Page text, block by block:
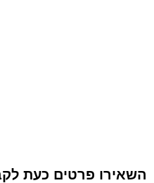
השאירו פרטים כעת